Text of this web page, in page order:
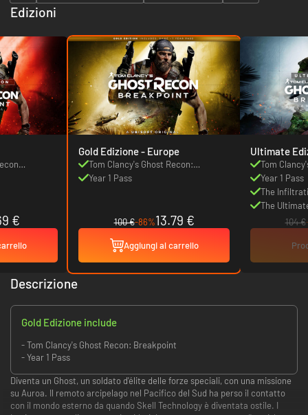
Edizioni
€
Gold Edizione - Europe
Tom Clancy's Ghost Recon:
Breakpoint
Year 1 Pass
100 €-86%13.79 €
Aggiungi al carrello
Ultimate
Tom
Breakpoint
Year 1 Pass
The
The
104 €
Descrizione
Gold Edizione include
- Tom Clancy's Ghost Recon: Breakpoint
- Year 1 Pass
Diventa un Ghost, un soldato d'élite delle forze speciali, con una missione
su Auroa. Il remoto arcipelago nel Pacifico del Sud ha perso il contatto
con il mondo esterno da quando Skell Technology è diventata ostile. I